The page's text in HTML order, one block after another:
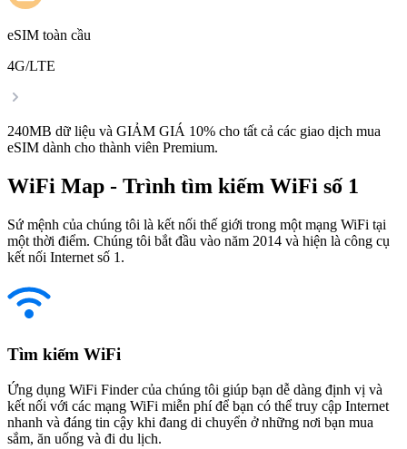
eSIM toàn cầu
4G/LTE
240MB dữ liệu và GIẢM GIÁ 10% cho tất cả các giao dịch mua
eSIM dành cho thành viên Premium.
WiFi Map - Trình tìm kiếm WiFi số 1
Sứ mệnh của chúng tôi là kết nối thế giới trong một mạng WiFi tại
một thời điểm. Chúng tôi bắt đầu vào năm 2014 và hiện là công cụ
kết nối Internet số 1.
Tìm kiếm WiFi
Ứng dụng WiFi Finder của chúng tôi giúp bạn dễ dàng định vị và
kết nối với các mạng WiFi miễn phí để bạn có thể truy cập Internet
nhanh và đáng tin cậy khi đang di chuyển ở những nơi bạn mua
sắm, ăn uống và đi du lịch.